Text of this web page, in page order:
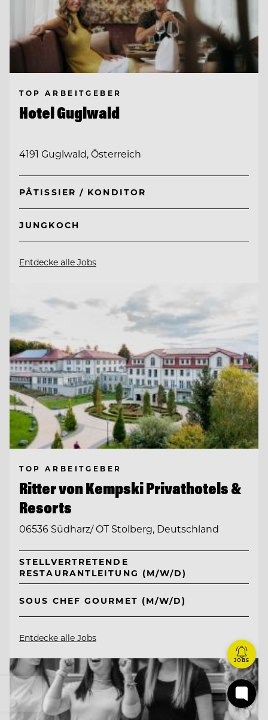
TOP ARBEITGEBER
Hotel Guglwald
4191 Guglwald, Österreich
PÂTISSIER / KONDITOR
JUNGKOCH
Entdecke alle Jobs
TOP ARBEITGEBER
Ritter von Kempski Privathotels &
Resorts
06536 Südharz/ OT Stolberg, Deutschland
STELLVERTRETENDE
RESTAURANTLEITUNG (M/W/D)
SOUS CHEF GOURMET (M/W/D)
Entdecke alle Jobs
JOBS